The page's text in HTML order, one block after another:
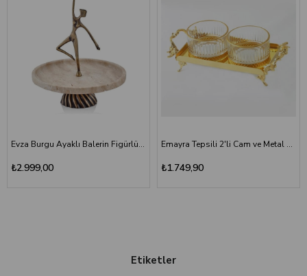
Evza Burgu Ayaklı Balerin Figürlü Sunumluk Traverten
₺2.999,00
Emayra Tepsili 2'li Cam ve Metal Çerezlik Seti - Altın
₺1.749,90
Etiketler